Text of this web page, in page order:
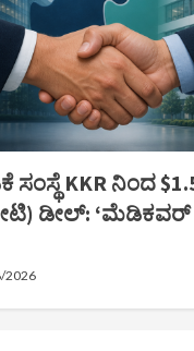
ಸಂಸ್ಥೆ KKR ನಿಂದ
ಡೀಲ್:
2026